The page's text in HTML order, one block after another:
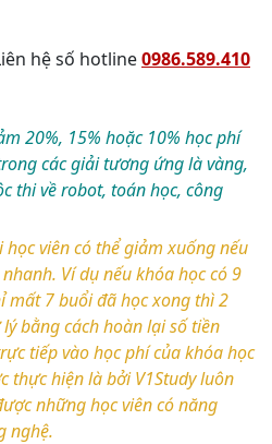
hệ số hotline0986.589.410
20%, 15% hoặc 10% học phí
các giải tương ứng là vàng,
thi về robot, toán học, công
học viên có thể giảm xuống nếu
Ví dụ nếu khóa học có 9
mất 7 buổi đã học xong thì 2
bằng cách hoàn lại số tiền
tiếp vào học phí của khóa học
thực hiện là bởi V1Study luôn
những học viên có năng
nghệ.